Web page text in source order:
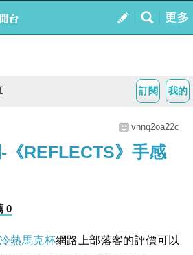
我的
訂閱
vnnq2oa22c
《REFLECTS》手感
0
熱馬克杯網路上部落客的評價可以